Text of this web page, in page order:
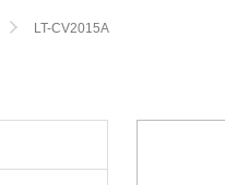
LT-CV2015A